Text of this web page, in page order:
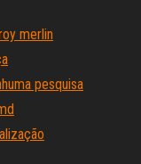
merlin
pesquisa